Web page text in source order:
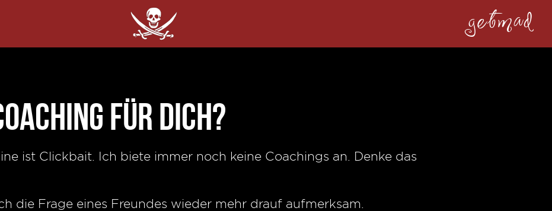
getmad
für Dich?
ist Clickbait. Ich biete immer noch keine Coachings an. Denke das
die Frage eines Freundes wieder mehr drauf aufmerksam.